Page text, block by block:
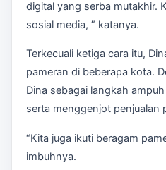
digital yang serba mutakhir.
sosial media, ” katanya.
Terkecuali ketiga cara itu,
pameran di beberapa kota.
Dina sebagai langkah
serta menggenjot penjualan
“Kita juga ikuti beragam
imbuhnya.